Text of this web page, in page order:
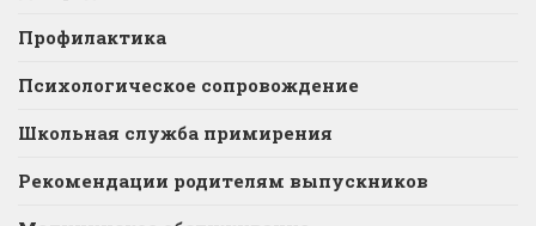
Профилактика
Психологическое сопровождение
Школьная служба примирения
Рекомендации родителям выпускников